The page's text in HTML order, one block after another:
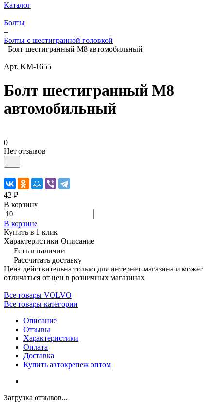
Каталог
–
Болты
–
Болты с шестигранной головкой
–Болт шестигранный М8 автомобильный
Арт. KM-1655
Болт шестигранный М8
автомобильный
0
Нет отзывов
42 ₽
В корзину
В корзине
Купить в 1 клик
Характеристики Описание
Есть в наличии
Рассчитать доставку
Цена действительна только для интернет-магазина и может
отличаться от цен в розничных магазинах
Все товары VOLVO
Все товары категории
Описание
Отзывы
Характеристики
Оплата
Доставка
Купить автокрепеж оптом
Загрузка отзывов...